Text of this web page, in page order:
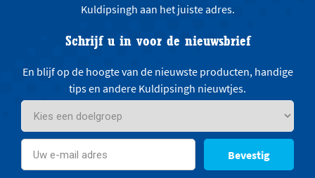
Kuldipsingh aan het juiste adres.
Schrijf u in voor de nieuwsbrief
En blijf op de hoogte van de nieuwste producten, handige
tips en andere Kuldipsingh nieuwtjes.
Bevestig